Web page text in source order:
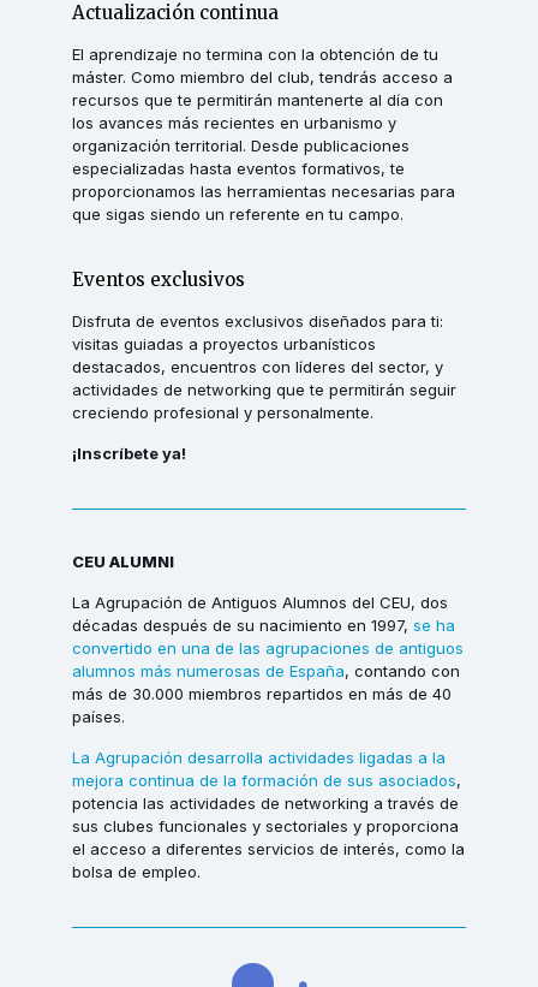
Actualización continua
El aprendizaje no termina con la obtención de tu
máster. Como miembro del club, tendrás acceso a
recursos que te permitirán mantenerte al día con
los avances más recientes en urbanismo y
organización territorial. Desde publicaciones
especializadas hasta eventos formativos, te
proporcionamos las herramientas necesarias para
que sigas siendo un referente en tu campo.
Eventos exclusivos
Disfruta de eventos exclusivos diseñados para ti:
visitas guiadas a proyectos urbanísticos
destacados, encuentros con líderes del sector, y
actividades de networking que te permitirán seguir
creciendo profesional y personalmente.
¡Inscríbete ya!
CEU ALUMNI
La Agrupación de Antiguos Alumnos del CEU, dos
décadas después de su nacimiento en 1997,se ha
convertido en una de las agrupaciones de antiguos
alumnos más numerosas de España, contando con
más de 30.000 miembros repartidos en más de 40
países.
La Agrupación desarrolla actividades ligadas a la
mejora continua de la formación de sus asociados,
potencia las actividades de networking a través de
sus clubes funcionales y sectoriales y proporciona
el acceso a diferentes servicios de interés, como la
bolsa de empleo.